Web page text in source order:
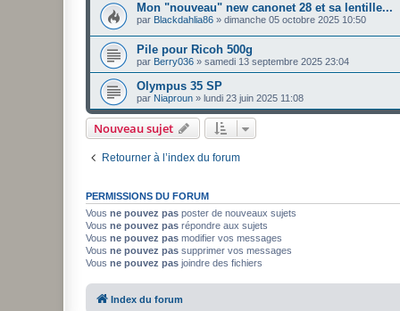
Mon "nouveau" new canonet 28 et sa lentille...
par Blackdahlia86 » dimanche 05 octobre 2025 10:50
Pile pour Ricoh 500g
par Berry036 » samedi 13 septembre 2025 23:04
Olympus 35 SP
par Niaproun » lundi 23 juin 2025 11:08
Nouveau sujet
Retourner à l’index du forum
PERMISSIONS DU FORUM
Vous ne pouvez pas poster de nouveaux sujets
Vous ne pouvez pas répondre aux sujets
Vous ne pouvez pas modifier vos messages
Vous ne pouvez pas supprimer vos messages
Vous ne pouvez pas joindre des fichiers
Index du forum